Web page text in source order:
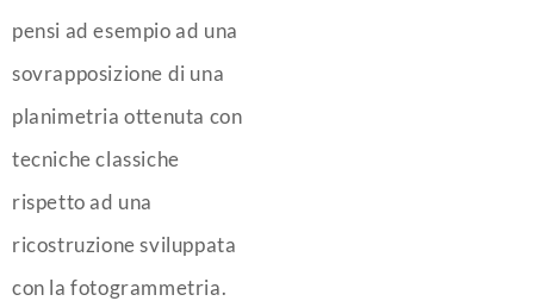
pensi ad esempio ad una
sovrapposizione di una
planimetria ottenuta con
tecniche classiche
rispetto ad una
ricostruzione sviluppata
con la fotogrammetria.